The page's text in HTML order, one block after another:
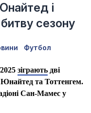
і
сезону
Футбол
зіграють дві
та Тоттенгем.
Сан-Мамес у